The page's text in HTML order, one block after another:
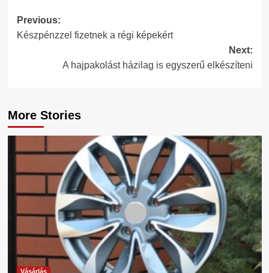
Post
navigation
Previous:
Készpénzzel fizetnek a régi képekért
Next:
A hajpakolást házilag is egyszerű elkészíteni
More Stories
Vásárlás